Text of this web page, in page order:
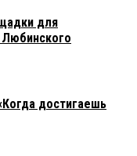
для
достигаешь